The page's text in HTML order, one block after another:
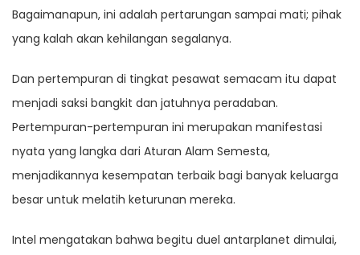
Bagaimanapun, ini adalah pertarungan sampai mati; pihak
yang kalah akan kehilangan segalanya.
Dan pertempuran di tingkat pesawat semacam itu dapat
menjadi saksi bangkit dan jatuhnya peradaban.
Pertempuran-pertempuran ini merupakan manifestasi
nyata yang langka dari Aturan Alam Semesta,
menjadikannya kesempatan terbaik bagi banyak keluarga
besar untuk melatih keturunan mereka.
Intel mengatakan bahwa begitu duel antarplanet dimulai,